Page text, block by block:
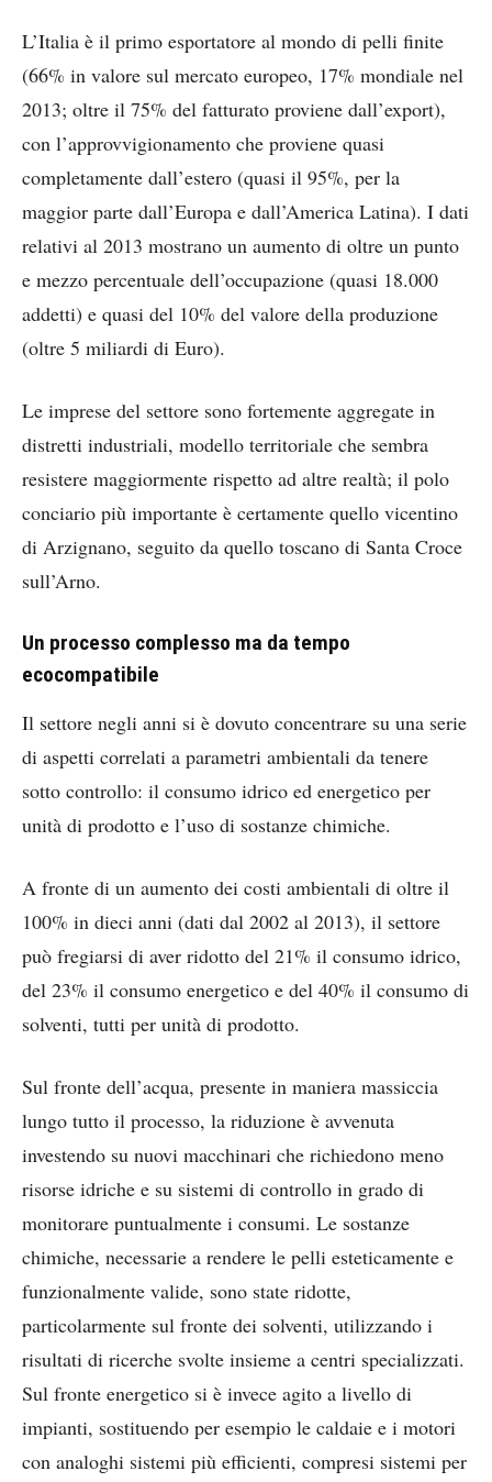
L’Italia è il primo esportatore al mondo di pelli finite
(66% in valore sul mercato europeo, 17% mondiale nel
2013; oltre il 75% del fatturato proviene dall’export),
con l’approvvigionamento che proviene quasi
completamente dall’estero (quasi il 95%, per la
maggior parte dall’Europa e dall’America Latina). I dati
relativi al 2013 mostrano un aumento di oltre un punto
e mezzo percentuale dell’occupazione (quasi 18.000
addetti) e quasi del 10% del valore della produzione
(oltre 5 miliardi di Euro).
Le imprese del settore sono fortemente aggregate in
distretti industriali, modello territoriale che sembra
resistere maggiormente rispetto ad altre realtà; il polo
conciario più importante è certamente quello vicentino
di Arzignano, seguito da quello toscano di Santa Croce
sull’Arno.
Un processo complesso ma da tempo
ecocompatibile
Il settore negli anni si è dovuto concentrare su una serie
di aspetti correlati a parametri ambientali da tenere
sotto controllo: il consumo idrico ed energetico per
unità di prodotto e l’uso di sostanze chimiche.
A fronte di un aumento dei costi ambientali di oltre il
100% in dieci anni (dati dal 2002 al 2013), il settore
può fregiarsi di aver ridotto del 21% il consumo idrico,
del 23% il consumo energetico e del 40% il consumo di
solventi, tutti per unità di prodotto.
Sul fronte dell’acqua, presente in maniera massiccia
lungo tutto il processo, la riduzione è avvenuta
investendo su nuovi macchinari che richiedono meno
risorse idriche e su sistemi di controllo in grado di
monitorare puntualmente i consumi. Le sostanze
chimiche, necessarie a rendere le pelli esteticamente e
funzionalmente valide, sono state ridotte,
particolarmente sul fronte dei solventi, utilizzando i
risultati di ricerche svolte insieme a centri specializzati.
Sul fronte energetico si è invece agito a livello di
impianti, sostituendo per esempio le caldaie e i motori
con analoghi sistemi più efficienti, compresi sistemi per